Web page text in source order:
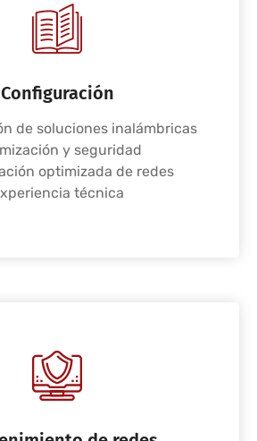
Configuración
de soluciones inalámbricas
y seguridad
optimizada de redes
técnica